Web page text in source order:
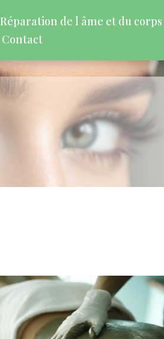
Réparation de l âme et du corps
Contact